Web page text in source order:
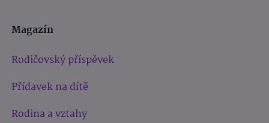
Magazín
Rodičovský příspěvek
Přídavek na dítě
Rodina a vztahy